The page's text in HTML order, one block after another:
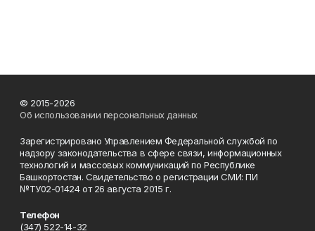
© 2015-2026
Об использовании персональных данных
Зарегистрировано Управлением Федеральной службой по
надзору законодательства в сфере связи, информационных
технологий и массовых коммуникаций по Республике
Башкортостан. Свидетельство о регистрации СМИ: ПИ
№ТУ02-01424 от 26 августа 2015 г.
Телефон
(347) 522-14-32